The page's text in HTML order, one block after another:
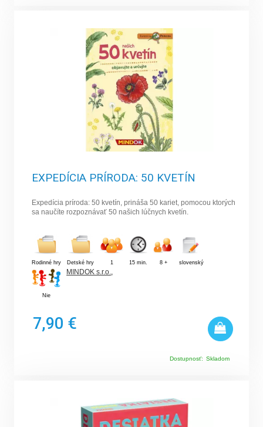
EXPEDÍCIA PRÍRODA: 50 KVETÍN
Expedícia príroda: 50 kvetín, prináša 50 kariet, pomocou ktorých
sa naučíte rozpoznávať 50 našich lúčnych kvetín.
Rodinné hry Detské hry 1 15 min. 8 + slovenský
Nie
MINDOK s.r.o.,
7,90 €
Dostupnosť: Skladom